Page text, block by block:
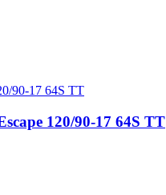
120/90-17 64S TT